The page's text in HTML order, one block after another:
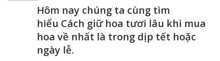
Hôm nay chúng ta cùng tìm
hiểu Cách giữ hoa tươi lâu khi mua
hoa về nhất là trong dịp tết hoặc
ngày lễ.